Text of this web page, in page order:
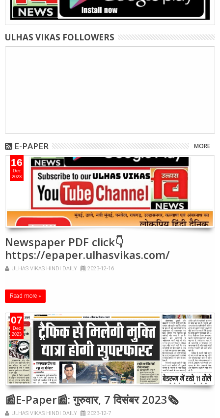
ULHAS VIKAS FOLLOWERS
E-PAPER MORE
16
Dec
2023
Newspaper PDF click👇
https://epaper.ulhasvikas.com/
ULHAS VIKAS HINDI DAILY 2023-12-16
Read more »
07
Dec
2023
📰E-Paper📰: गुरुवार, 7 दिसंबर 2023🗞
ULHAS VIKAS HINDI DAILY 2023-12-7